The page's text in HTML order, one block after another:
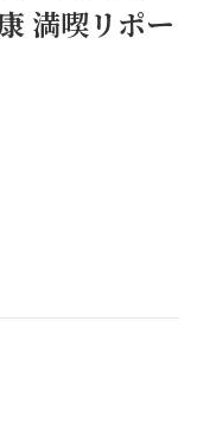
満喫リポー